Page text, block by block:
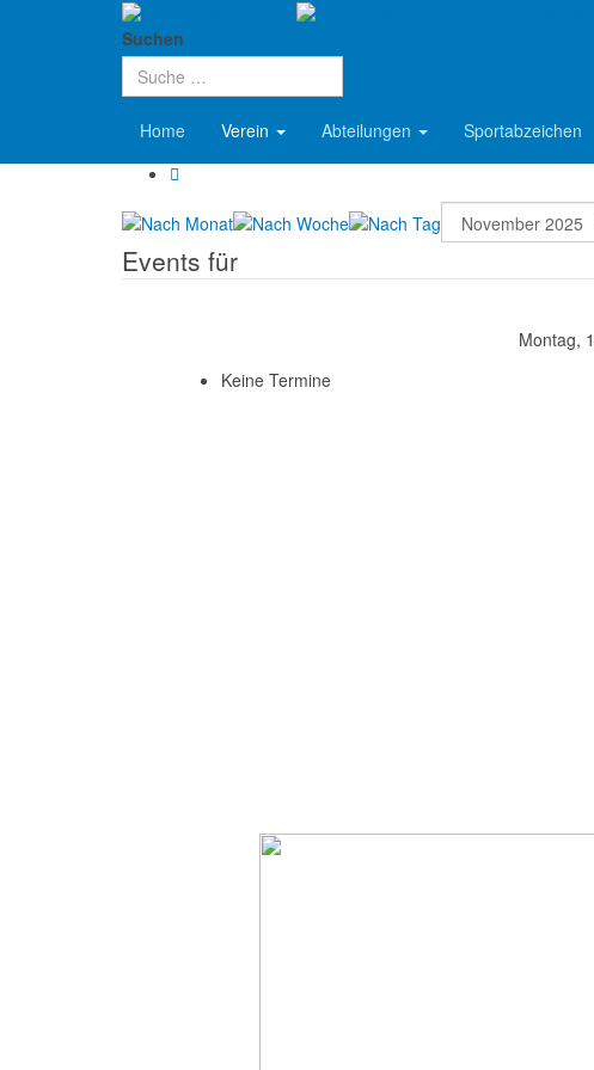
Suchen
Home Verein Abteilungen Sportabzeichen
Aktuelle Seite:
Terminkalender
Events für
Montag,
Keine Termine